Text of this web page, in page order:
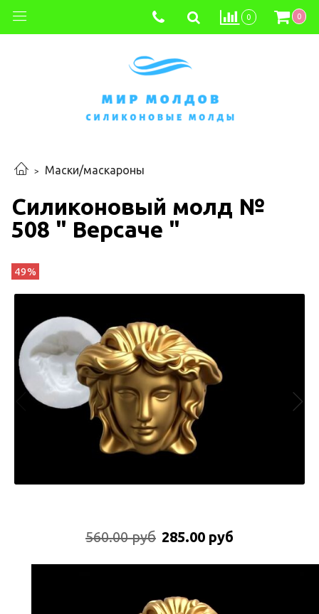
0 0
Маски/маскароны
Силиконовый молд №
508 " Версаче "
49%
560.00 руб 285.00 руб